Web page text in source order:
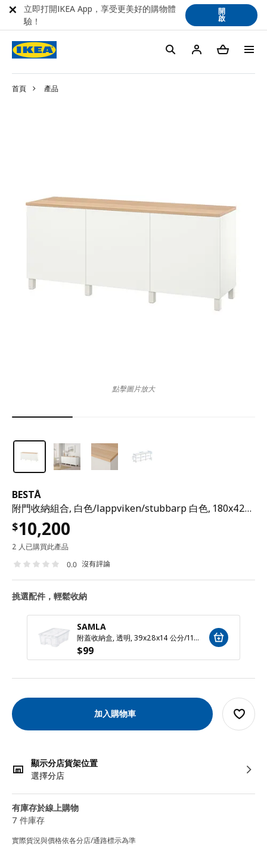
首頁 產品
BESTÅ
附門收納組合, 白色/lappviken/stubbarp 白色, 180x42x76 公分
$10,200
2 人已購買此產品
0.0 沒有評論
挑選配件，輕鬆收納
SAMLA
附蓋收納盒, 透明, 39x28x14 公分/11 公升
$99
加入購物車
顯示分店貨架位置
選擇分店
有庫存於線上購物
7 件庫存
實際貨況與價格依各分店/通路標示為準
點擊圖片放大
立即打開IKEA App，享受更美好的購物體
驗！
開
啟